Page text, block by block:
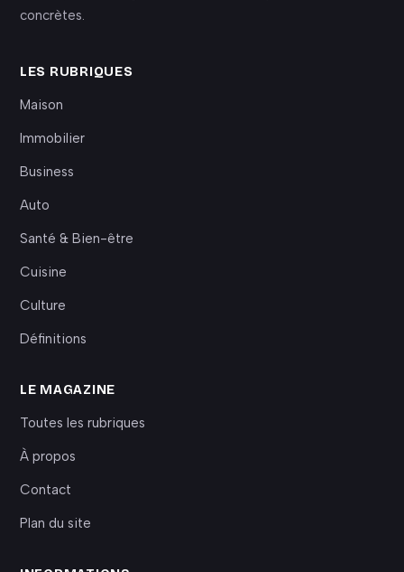
concrètes.
LES RUBRIQUES
Maison
Immobilier
Business
Auto
Santé & Bien-être
Cuisine
Culture
Définitions
LE MAGAZINE
Toutes les rubriques
À propos
Contact
Plan du site